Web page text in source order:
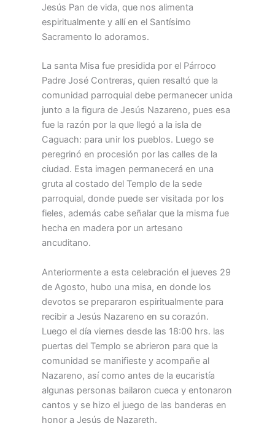
Jesús Pan de vida, que nos alimenta
espiritualmente y allí en el Santísimo
Sacramento lo adoramos.
La santa Misa fue presidida por el Párroco
Padre José Contreras, quien resaltó que la
comunidad parroquial debe permanecer unida
junto a la figura de Jesús Nazareno, pues esa
fue la razón por la que llegó a la isla de
Caguach: para unir los pueblos. Luego se
peregrinó en procesión por las calles de la
ciudad. Esta imagen permanecerá en una
gruta al costado del Templo de la sede
parroquial, donde puede ser visitada por los
fieles, además cabe señalar que la misma fue
hecha en madera por un artesano
ancuditano.
Anteriormente a esta celebración el jueves 29
de Agosto, hubo una misa, en donde los
devotos se prepararon espiritualmente para
recibir a Jesús Nazareno en su corazón.
Luego el día viernes desde las 18:00 hrs. las
puertas del Templo se abrieron para que la
comunidad se manifieste y acompañe al
Nazareno, así como antes de la eucaristía
algunas personas bailaron cueca y entonaron
cantos y se hizo el juego de las banderas en
honor a Jesús de Nazareth.